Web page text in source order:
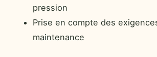
pression
Prise en compte des
maintenance